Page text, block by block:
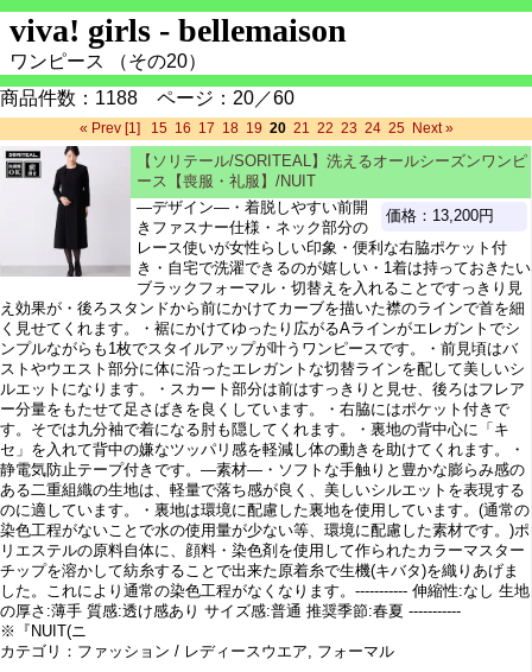
viva! girls - bellemaison
ワンピース （その20）
商品件数：1188 ページ：20／60
« Prev [1] 15 16 17 18 19 20 21 22 23 24 25 Next »
【ソリテール/SORITEAL】洗えるオールシーズンワンピ
ース【喪服・礼服】/NUIT
価格：13,200円
―デザイン―・着脱しやすい前開
きファスナー仕様・ネック部分の
レース使いが女性らしい印象・便利な右脇ポケット付
き・自宅で洗濯できるのが嬉しい・1着は持っておきたい
ブラックフォーマル・切替えを入れることですっきり見
え効果が・後ろスタンドから前にかけてカーブを描いた襟のラインで首を細
く見せてくれます。・裾にかけてゆったり広がるAラインがエレガントでシ
ンプルながらも1枚でスタイルアップが叶うワンピースです。・前見頃はバ
ストやウエスト部分に体に沿ったエレガントな切替ラインを配して美しいシ
ルエットになります。・スカート部分は前はすっきりと見せ、後ろはフレア
ー分量をもたせて足さばきを良くしています。・右脇にはポケット付きで
す。そでは九分袖で着になる肘も隠してくれます。・裏地の背中心に「キ
セ」を入れて背中の嫌なツッパリ感を軽減し体の動きを助けてくれます。・
静電気防止テープ付きです。―素材―・ソフトな手触りと豊かな膨らみ感の
ある二重組織の生地は、軽量で落ち感が良く、美しいシルエットを表現する
のに適しています。・裏地は環境に配慮した裏地を使用しています。(通常の
染色工程がないことで水の使用量が少ない等、環境に配慮した素材です。)ポ
リエステルの原料自体に、顔料・染色剤を使用して作られたカラーマスター
チップを溶かして紡糸することで出来た原着糸で生機(キバタ)を織りあげま
した。これにより通常の染色工程がなくなります。----------- 伸縮性:なし 生地
の厚さ:薄手 質感:透け感あり サイズ感:普通 推奨季節:春夏 -----------
※『NUIT(ニ
カテゴリ：ファッション / レディースウエア, フォーマル